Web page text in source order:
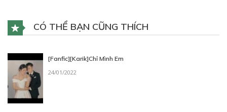
CÓ THỂ BẠN CŨNG THÍCH
[Fanfic][Karik]Chỉ Mình Em
24/01/2022